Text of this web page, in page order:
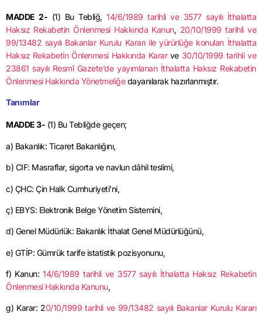
MADDE 2- (1) Bu Tebliğ, 14/6/1989 tarihli ve 3577 sayılı İthalatta
Haksız Rekabetin Önlenmesi Hakkında Kanun, 20/10/1999 tarihli ve
99/13482 sayılı Bakanlar Kurulu Kararı ile yürürlüğe konulan İthalatta
Haksız Rekabetin Önlenmesi Hakkında Kararve30/10/1999 tarihli ve
23861 sayılı Resmî Gazete’de yayımlanan İthalatta Haksız Rekabetin
Önlenmesi Hakkında Yönetmeliğedayanılarak hazırlanmıştır.
Tanımlar
MADDE 3- (1) Bu Tebliğde geçen;
a) Bakanlık: Ticaret Bakanlığını,
b) CIF: Masraflar, sigorta ve navlun dâhil teslimi,
c) ÇHC: Çin Halk Cumhuriyeti’ni,
ç) EBYS: Elektronik Belge Yönetim Sistemini,
d) Genel Müdürlük: Bakanlık İthalat Genel Müdürlüğünü,
e) GTİP: Gümrük tarife istatistik pozisyonunu,
f) Kanun:14/6/1989 tarihli ve 3577 sayılı İthalatta Haksız Rekabetin
Önlenmesi Hakkında Kanunu,
g) Karar: 20/10/1999 tarihli ve 99/13482 sayılı Bakanlar Kurulu Kararı